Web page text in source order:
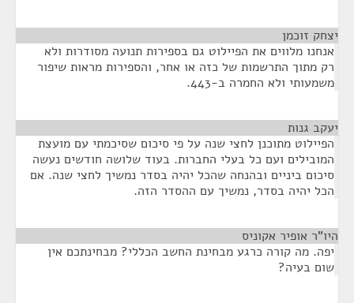
יצחק זוכמן
אנחנו מלווים את הפיילוט גם בספירות תנועה מסודרות ולא
רק מתוך התרשמות של כזה או אחר, והספירות מראות שיפור
משמעותי ולא החמרה ב-443.
יעקב גנות
הפיילוט מתוכנן לחצי שנה על פי סיכום שסיכמתי עם מועצת
המובילים ועם כל בעלי החברות. בעוד שלושה חודשים נעשה
סיכום ביניים ובהנחה שהכל יהיה בסדר נמשיך לחצי שנה. אם
הכל יהיה בסדר, נמשיך עם ההסדר הזה.
היו"ר אופיר אקוניס
יפה. מה קורה כרגע מבחינת החשב הכללי? מבחינתכם אין
שום בעיה?